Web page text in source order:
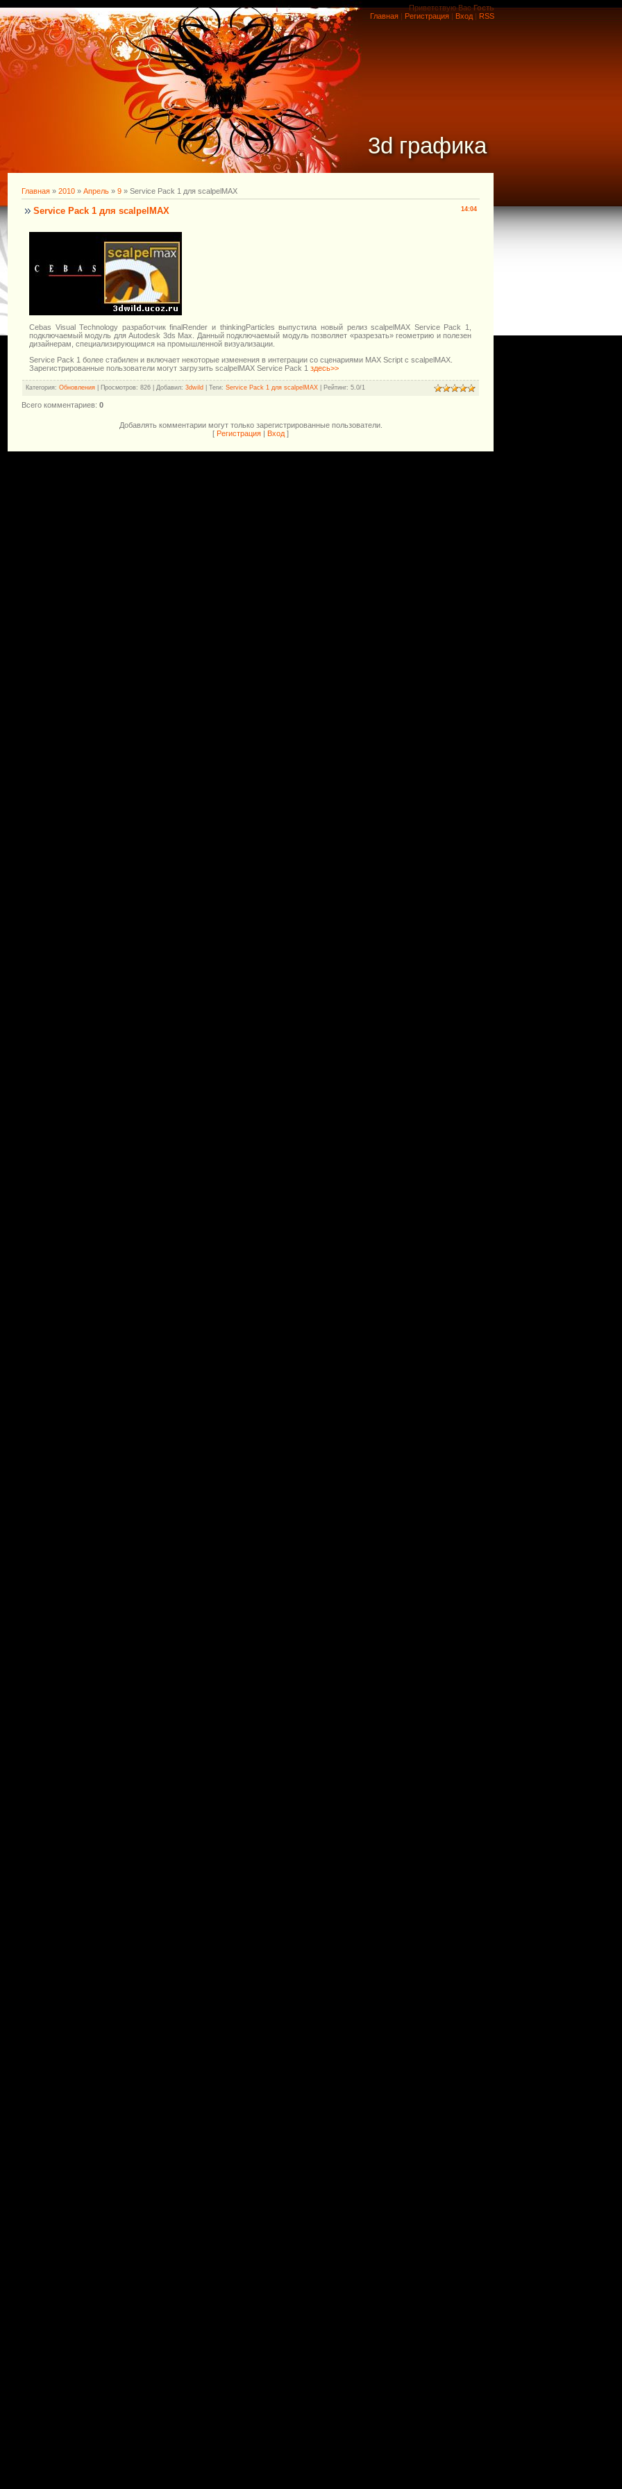
Приветствую Вас Гость
Главная | Регистрация | Вход | RSS
3d графика
Главная » 2010 » Апрель » 9 » Service Pack 1 для scalpelMAX
14:04
Service Pack 1 для scalpelMAX
Cebas Visual Technology разработчик finalRender и thinkingParticles выпустила новый релиз scalpelMAX Service Pack 1,
подключаемый модуль для Autodesk 3ds Max. Данный подключаемый модуль позволяет «разрезать» геометрию и полезен
дизайнерам, специализирующимся на промышленной визуализации.
Service Pack 1 более стабилен и включает некоторые изменения в интеграции со сценариями MAX Script с scalpelMAX.
Зарегистрированные пользователи могут загрузить scalpelMAX Service Pack 1 здесь>>
Категория: Обновления Просмотров: 826 | Добавил: 3dwild Теги: Service Pack 1 для scalpelMAX Рейтинг: 5.0/1
Всего комментариев: 0
Добавлять комментарии могут только зарегистрированные пользователи.
[ Регистрация | Вход ]